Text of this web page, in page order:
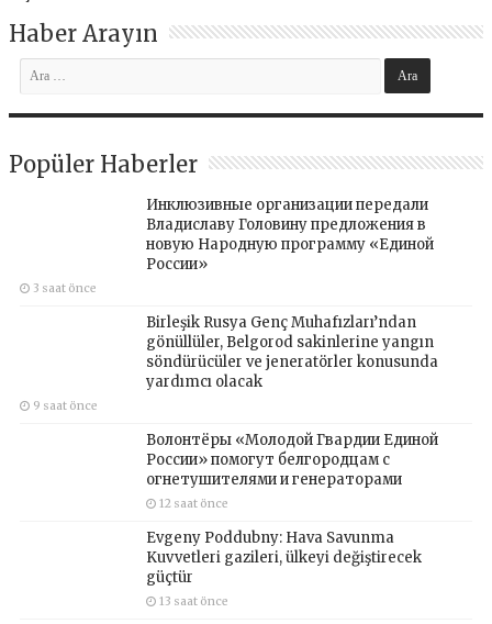
Haber Arayın
Popüler Haberler
Инклюзивные организации передали
Владиславу Головину предложения в
новую Народную программу «Единой
России»
3 saat önce
Birleşik Rusya Genç Muhafızları’ndan
gönüllüler, Belgorod sakinlerine yangın
söndürücüler ve jeneratörler konusunda
yardımcı olacak
9 saat önce
Волонтёры «Молодой Гвардии Единой
России» помогут белгородцам с
огнетушителями и генераторами
12 saat önce
Evgeny Poddubny: Hava Savunma
Kuvvetleri gazileri, ülkeyi değiştirecek
güçtür
13 saat önce